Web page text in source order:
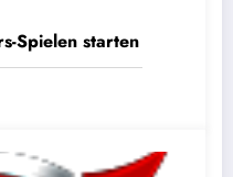
Spielen starten